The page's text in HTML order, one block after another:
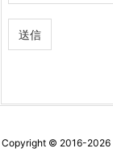
Copyright © 2016-2026